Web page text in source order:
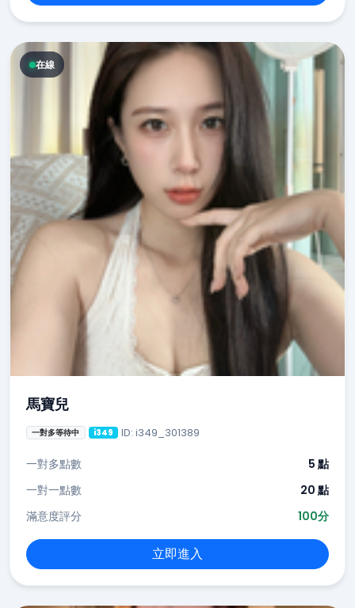
在線
馬寶兒
一對多等待中 i349 ID: i349_301389
一對多點數
5 點
一對一點數
20 點
滿意度評分
100分
立即進入